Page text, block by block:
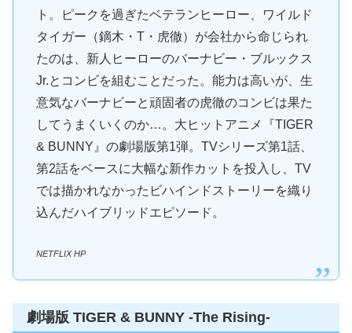
ト。ピークを過ぎたベテランヒーロー、ワイルド
タイガー（鏑木・T・虎徹）が会社から命じられ
たのは、新人ヒーローのバーナビー・ブルックス
Jr.とコンビを組むことだった。能力は高いが、生
意気なバーナビーと頑固者の虎徹のコンビは果た
してうまくいくのか…。大ヒットアニメ『TIGER
& BUNNY』の劇場版第1弾。TVシリーズ第1話、
第2話をベースに大幅な新作カットを投入し、TV
では描かれなかったビハインドストーリーを織り
込んだハイブリッドエピソード。
NETFLIX HP
劇場版 TIGER & BUNNY -The Rising-